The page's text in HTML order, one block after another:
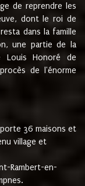
de reprendre les
dont le roi de
dans la famille
une partie de la
Honoré de
de l'énorme
36 maisons et
village et
Rambert-en-